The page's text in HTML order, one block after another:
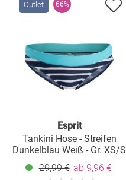
Outlet 66%
Esprit
Tankini Hose - Streifen
Dunkelblau Weiß - Gr. XS/S
29,99 € ab 9,96 €